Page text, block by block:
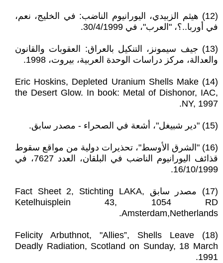
(12) هيثم الزبيدي، اليورانيوم الناضب: في الخليج، نعم،
في أوربا..؟، "العرب"، في 30/4/1999.
(13) جيف سيمونز، التنكيل بالعراق: العقوبات والقانون
والعدالة، مركز دراسات الوحدة العربية، بيروت، 1998.
(14) Eric Hoskins, Depleted Uranium Shells Make
the Desert Glow. In book: Metal of Dishonor, IAC,
NY, 1997.
(15) "دير شبيغل"، أشعة في الصحراء - مصدر سابق.
(16) "الشرق الأوسط"، تحذيرات دولية من مواقع سقوط
قذائف اليورانيوم الناضب في البلقان، العدد 7627، في
16/10/1999.
(17) مصدر سابق Fact Sheet 2, Stichting LAKA,
Ketelhuisplein 43, 1054 RD
Amsterdam,Netherlands.
(18) Felicity Arbuthnot, "Allies”, Shells Leave
Deadly Radiation, Scotland on Sunday, 18 March
1991.